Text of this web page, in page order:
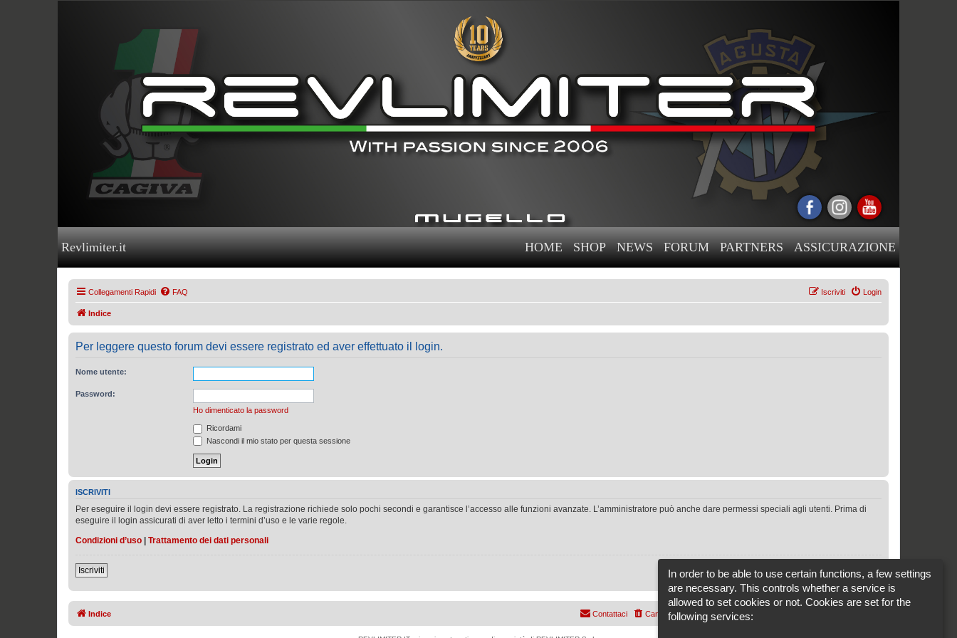
Revlimiter.it HOME SHOP NEWS FORUM PARTNERS ASSICURAZIONE
Collegamenti Rapidi FAQ Login
Iscriviti
Indice
Per leggere questo forum devi essere registrato ed aver effettuato il login.
Nome utente:
Password:
Ho dimenticato la password
Ricordami
Nascondi il mio stato per questa sessione
ISCRIVITI
Per eseguire il login devi essere registrato. La registrazione richiede solo pochi secondi e garantisce l’accesso alle funzioni avanzate. L’amministratore può anche dare permessi speciali agli utenti. Prima di
eseguire il login assicurati di aver letto i termini d’uso e le varie regole.
Condizioni d’uso | Trattamento dei dati personali
Iscriviti
Indice Cookie-Settings
Cancella cookie
Contattaci
In order to be able to use certain functions, a few settings
are necessary. This controls whether a service is
allowed to set cookies or not. Cookies are set for the
following services: